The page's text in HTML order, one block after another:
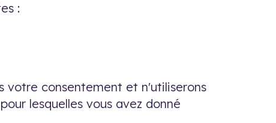
:
votre consentement et n'utiliserons
lesquelles vous avez donné